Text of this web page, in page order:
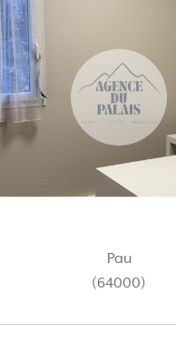
Pau
(64000)